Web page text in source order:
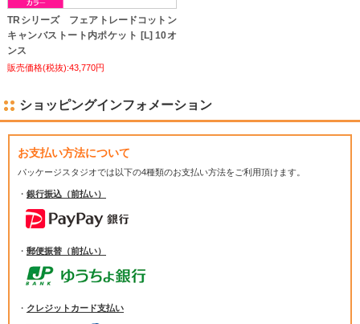
TRシリーズ フェアトレードコットン
キャンバストート内ポケット [L] 10オ
ンス
販売価格(税抜):43,770円
ショッピングインフォメーション
お支払い方法について
パッケージスタジオでは以下の4種類のお支払い方法をご利用頂けます。
・ 銀行振込（前払い）
・ 郵便振替（前払い）
・ クレジットカード支払い